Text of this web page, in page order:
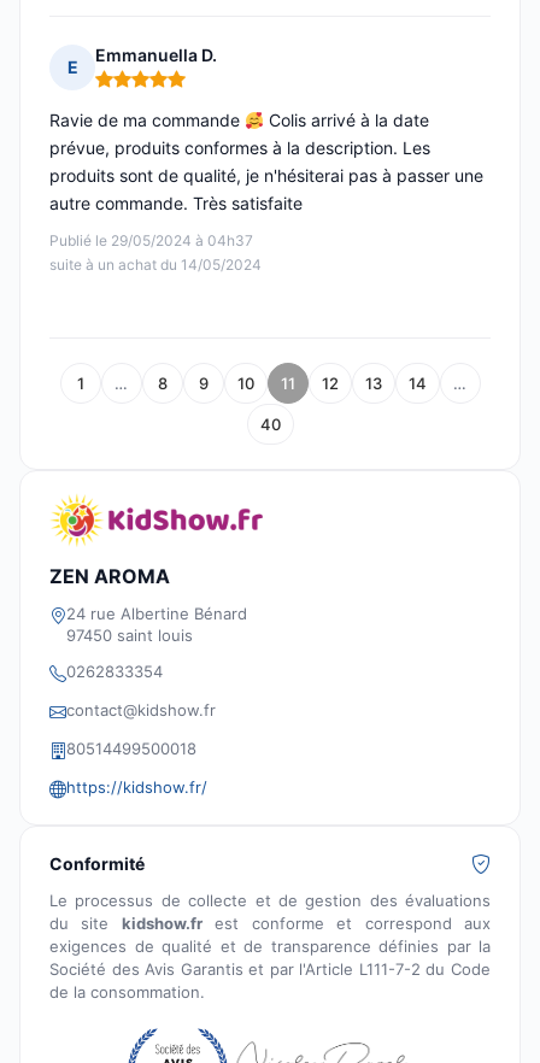
E
Emmanuella D.
Note : 5 sur 5
Publié le 29/05/2024 à 04h37
suite à un achat du 14/05/2024
Ravie de ma commande
Colis arrivé à la date
prévue, produits conformes à la description. Les
produits sont de qualité, je n'hésiterai pas à passer une
autre commande. Très satisfaite
1 … 8 9 10 11 12 13 14 …
40
ZEN AROMA
24 rue Albertine Bénard
97450 saint louis
0262833354
contact@kidshow.fr
80514499500018
https://kidshow.fr/
Conformité
Le processus de collecte et de gestion des évaluations
du site kidshow.frest conforme et correspond aux
exigences de qualité et de transparence définies par la
Société des Avis Garantis et par l'Article L111-7-2 du Code
de la consommation.